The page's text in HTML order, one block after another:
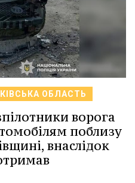
ОБЛАСТЬ
ворога
поблизу
внаслідок